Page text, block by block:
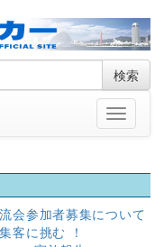
検索
Toggle
会参加者募集について
客に挑む ！